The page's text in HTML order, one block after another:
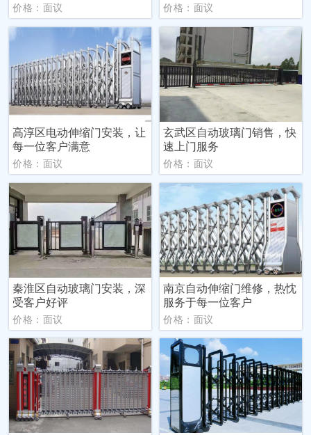
价格：面议 价格：面议
高淳区电动伸缩门安装，让
每一位客户满意
价格：面议
玄武区自动玻璃门销售，快
速上门服务
价格：面议
秦淮区自动玻璃门安装，深
受客户好评
价格：面议
南京自动伸缩门维修，热忱
服务于每一位客户
价格：面议